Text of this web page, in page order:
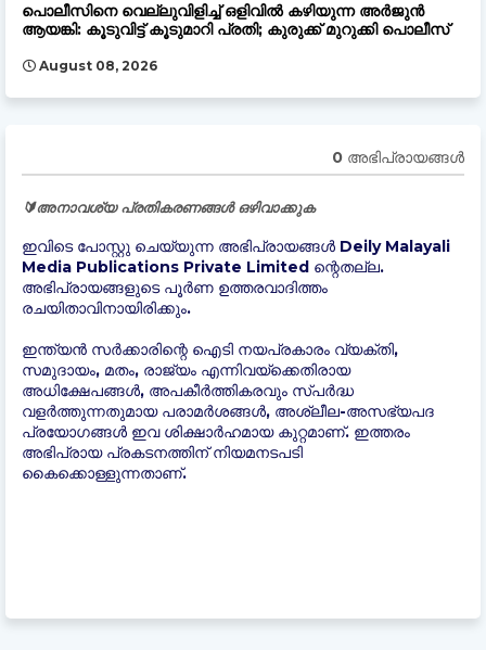
പൊലീസിനെ വെല്ലുവിളിച്ച് ഒളിവിൽ കഴിയുന്ന അർജുൻ
ആയങ്കി: കൂടുവിട്ട് കൂടുമാറി പ്രതി; കുരുക്ക് മുറുക്കി പൊലീസ്
August 08, 2026
0 അഭിപ്രായങ്ങള്‍
🔰അനാവശ്യ പ്രതികരണങ്ങൾ ഒഴിവാക്കുക
ഇവിടെ പോസ്റ്റു ചെയ്യുന്ന അഭിപ്രായങ്ങൾ Deily Malayali
Media Publications Private Limited ന്റെതല്ല.
അഭിപ്രായങ്ങളുടെ പൂർണ ഉത്തരവാദിത്തം
രചയിതാവിനായിരിക്കും.
ഇന്ത്യന്‍ സർക്കാരിന്റെ ഐടി നയപ്രകാരം വ്യക്തി,
സമുദായം, മതം, രാജ്യം എന്നിവയ്ക്കെതിരായ
അധിക്ഷേപങ്ങൾ, അപകീർത്തികരവും സ്പർദ്ധ
വളർത്തുന്നതുമായ പരാമർശങ്ങൾ, അശ്ലീല-അസഭ്യപദ
പ്രയോഗങ്ങൾ ഇവ ശിക്ഷാർഹമായ കുറ്റമാണ്. ഇത്തരം
അഭിപ്രായ പ്രകടനത്തിന് നിയമനടപടി
കൈക്കൊള്ളുന്നതാണ്.